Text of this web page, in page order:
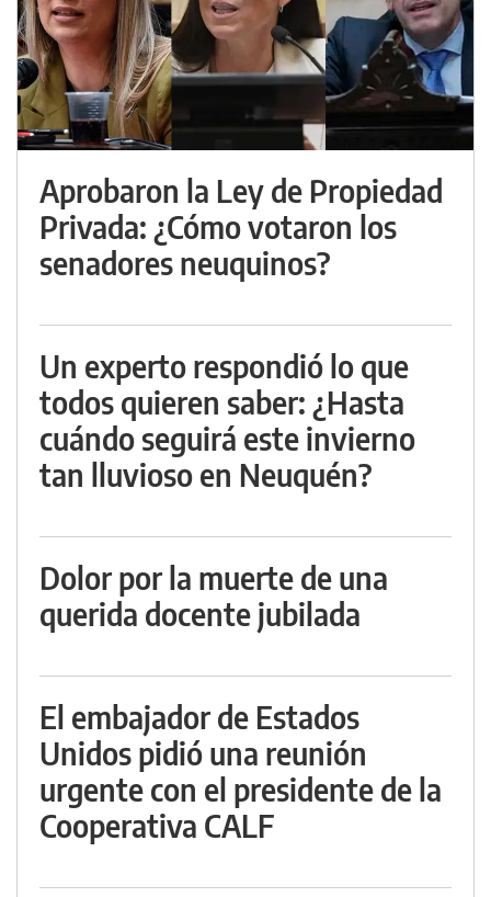
Aprobaron la Ley de Propiedad
Privada: ¿Cómo votaron los
senadores neuquinos?
Un experto respondió lo que
todos quieren saber: ¿Hasta
cuándo seguirá este invierno
tan lluvioso en Neuquén?
Dolor por la muerte de una
querida docente jubilada
El embajador de Estados
Unidos pidió una reunión
urgente con el presidente de la
Cooperativa CALF